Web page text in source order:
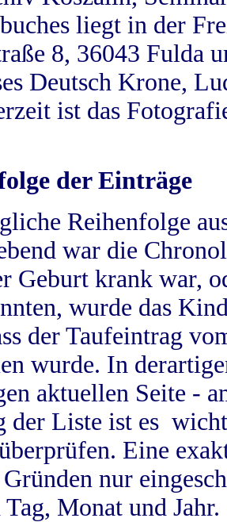
liegt in der
8, 36043 Fulda
Deutsch Krone,
ist das
der Einträge
Reihenfolge
war die
Geburt krank war,
wurde das
der Taufeintrag
wurde. In
aktuellen Seite -
der Liste ist es
Eine
nur
Monat und Jahr.